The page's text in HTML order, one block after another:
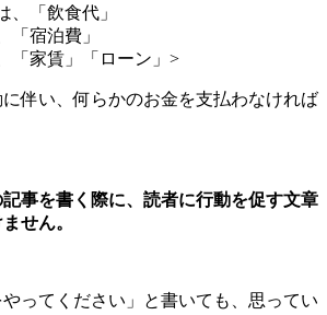
、「飲食代」
「宿泊費」
「家賃」「ローン」>
伴い、何らかのお金を支払わなければ
事を書く際に、読者に行動を促す文章
せん。
ってください」と書いても、思ってい